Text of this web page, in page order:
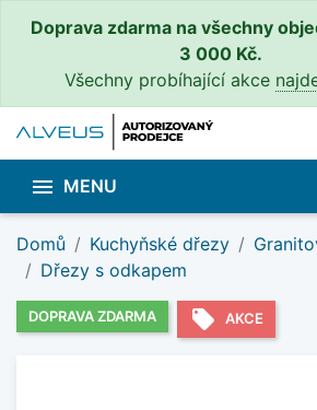
Doprava zdarma na všechny
3 000 Kč.
Všechny probíhající akce
 MENU
Domů Kuchyňské dřezy
Dřezy s odkapem
DOPRAVA ZDARMA local_offer AKCE